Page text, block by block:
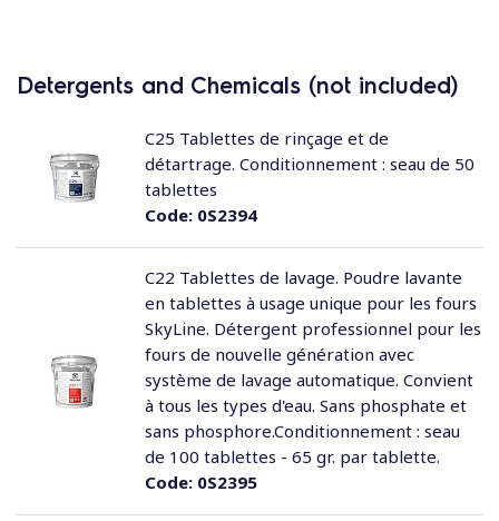
Detergents and Chemicals (not included)
Code:0S2394
C25 Tablettes de rinçage et de
détartrage. Conditionnement : seau de 50
tablettes
Code:0S2395
C22 Tablettes de lavage. Poudre lavante
en tablettes à usage unique pour les fours
SkyLine. Détergent professionnel pour les
fours de nouvelle génération avec
système de lavage automatique. Convient
à tous les types d'eau. Sans phosphate et
sans phosphore.Conditionnement : seau
de 100 tablettes - 65 gr. par tablette.